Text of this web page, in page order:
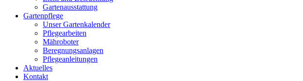
Gartenausstattung
Gartenpflege
Unser Gartenkalender
Pflegearbeiten
Mähroboter
Beregnungsanlagen
Pflegeanleitungen
Aktuelles
Kontakt